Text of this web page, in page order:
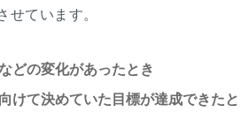
せています。
どの変化があったとき
けて決めていた目標が達成できたと